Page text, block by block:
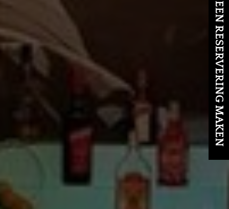
EEN RESERVERING MAKEN